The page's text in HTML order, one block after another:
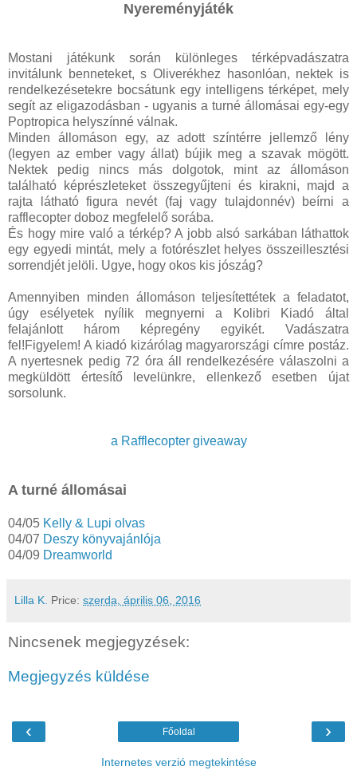
Nyereményjáték
Mostani játékunk során különleges térképvadászatra
invitálunk benneteket, s Oliverékhez hasonlóan, nektek is
rendelkezésetekre bocsátunk egy intelligens térképet, mely
segít az eligazodásban - ugyanis a turné állomásai egy-egy
Poptropica helyszínné válnak.
Minden állomáson egy, az adott színtérre jellemző lény
(legyen az ember vagy állat) bújik meg a szavak mögött.
Nektek pedig nincs más dolgotok, mint az állomáson
található képrészleteket összegyűjteni és kirakni, majd a
rajta látható figura nevét (faj vagy tulajdonnév) beírni a
rafflecopter doboz megfelelő sorába.
És hogy mire való a térkép? A jobb alsó sarkában láthattok
egy egyedi mintát, mely a fotórészlet helyes összeillesztési
sorrendjét jelöli. Ugye, hogy okos kis jószág?
Amennyiben minden állomáson teljesítettétek a feladatot,
úgy esélyetek nyílik megnyerni a Kolibri Kiadó által
felajánlott három képregény egyikét. Vadászatra
fel!Figyelem! A kiadó kizárólag magyarországi címre postáz.
A nyertesnek pedig 72 óra áll rendelkezésére válaszolni a
megküldött értesítő levelünkre, ellenkező esetben újat
sorsolunk.
a Rafflecopter giveaway
A turné állomásai
04/05 Kelly & Lupi olvas
04/07 Deszy könyvajánlója
04/09 Dreamworld
Lilla K. Price: szerda, április 06, 2016
Nincsenek megjegyzések:
Megjegyzés küldése
‹ ›
Főoldal
Internetes verzió megtekintése